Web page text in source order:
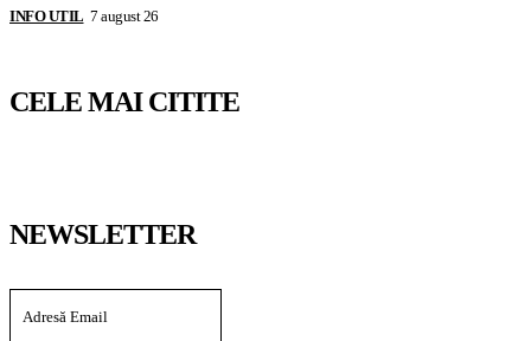
INFO UTIL 7 august 26
CELE MAI CITITE
NEWSLETTER